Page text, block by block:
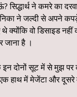
सिद्धार्थ ने कमरे का
ने जल्दी से अपने
क्योंकि वो डिसाइड नहीं
जाना है ।
दोनों सूट में से मुझ पर
एक हाथ में मेजेंटा और